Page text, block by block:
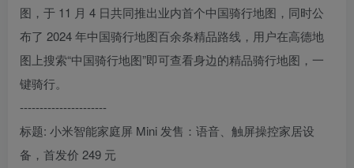
图，于 11 月 4 日共同推出业内首个中国骑行地图，同时公
布了 2024 年中国骑行地图百余条精品路线，用户在高德地
图上搜索“中国骑行地图”即可查看身边的精品骑行地图，一
键骑行。
----------------------
标题: 小米智能家庭屏 Mini 发售：语音、触屏操控家居设
备，首发价 249 元